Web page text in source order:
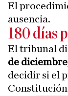
El
ausencia.
180 días
El tribunal
de diciembre
decidir si el